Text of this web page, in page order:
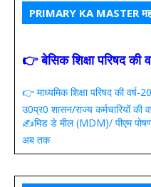
PRIMARY KA MASTER
👉 बेसिक शिक्षा परिषद की
👉 माध्यमिक शिक्षा परिषद की
उ0प्र0 शासन/राज्य कर्मचारियों की
✍️मिड डे मील (MDM)/ पीएम
अब तक